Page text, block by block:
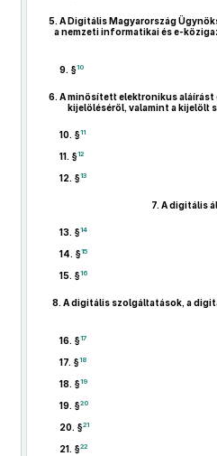
5. A Digitális Magyarország
a nemzeti informatikai és e-
9. §10
6. A minősített elektronikus
kijelöléséről, valamint a kijelölt
10. §11
11. §12
12. §13
7. A digitális
13. §14
14. §15
15. §16
8. A digitális szolgáltatások, a
16. §17
17. §18
18. §19
19. §20
20. §21
21. §22